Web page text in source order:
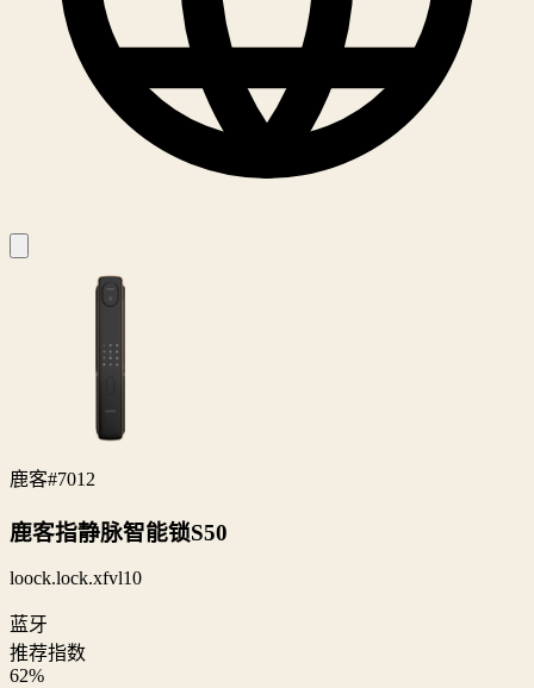
鹿客#7012
鹿客指静脉智能锁S50
loock.lock.xfvl10
蓝牙
推荐指数
62%